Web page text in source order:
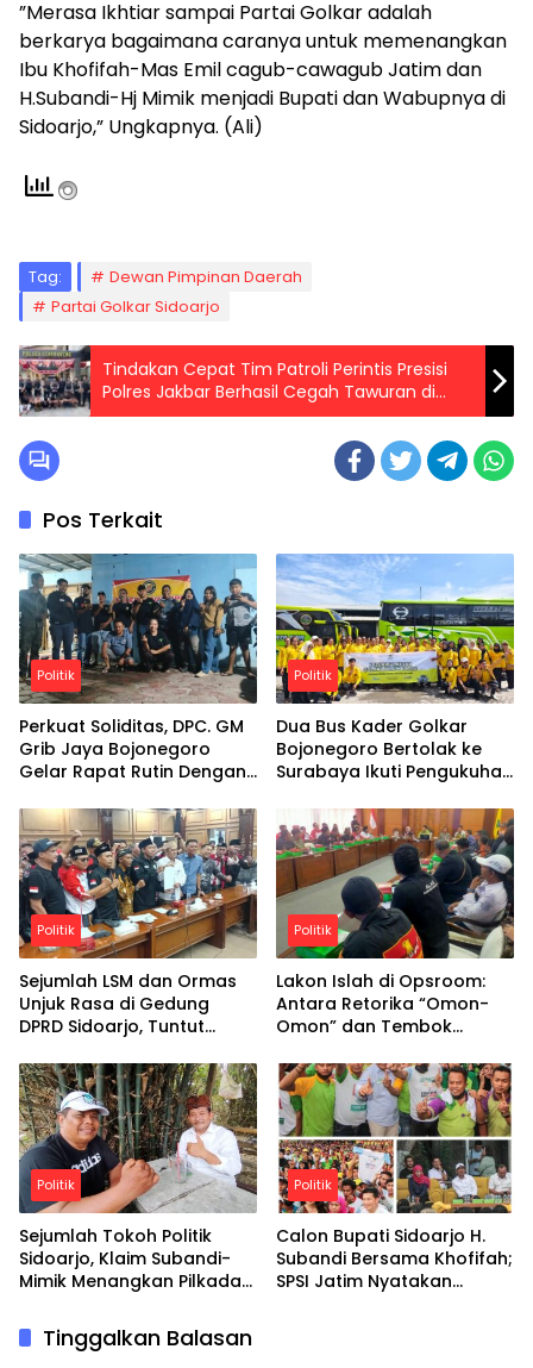
”Merasa Ikhtiar sampai Partai Golkar adalah
berkarya bagaimana caranya untuk memenangkan
Ibu Khofifah-Mas Emil cagub-cawagub Jatim dan
H.Subandi-Hj Mimik menjadi Bupati dan Wabupnya di
Sidoarjo,” Ungkapnya. (Ali)
Tag:
Dewan Pimpinan Daerah
Partai Golkar Sidoarjo
Tindakan Cepat Tim Patroli Perintis Presisi
Polres Jakbar Berhasil Cegah Tawuran di
Cengkareng
Pos Terkait
Politik
Perkuat Soliditas, DPC. GM
Grib Jaya Bojonegoro
Gelar Rapat Rutin Dengan
DPC GM Grib Jaya
Bojonegoro optimistis
terus menghadirkan
program positif yang
bermanfaat bagi anggota
dan masyarakat luas.
Politik
Dua Bus Kader Golkar
Bojonegoro Bertolak ke
Surabaya Ikuti Pengukuhan
Politik
Sejumlah LSM dan Ormas
Unjuk Rasa di Gedung
DPRD Sidoarjo, Tuntut
dan Wakil Bupati
Politik
Lakon Islah di Opsroom:
Antara Retorika “Omon-
Omon” dan Tembok
Politik
Sejumlah Tokoh Politik
Sidoarjo, Klaim Subandi-
Mimik Menangkan Pilkada
Politik
Calon Bupati Sidoarjo H.
Subandi Bersama Khofifah;
SPSI Jatim Nyatakan
Tinggalkan Balasan